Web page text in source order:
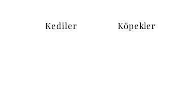
Kediler Köpekler